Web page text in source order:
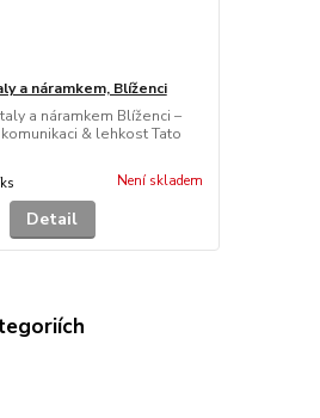
a náramkem, Blíženci
a náramkem Blíženci –
& lehkost Tato
ks Není skladem
Detail